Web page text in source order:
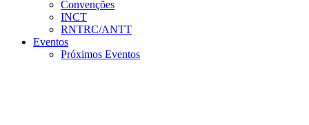
Convenções
INCT
RNTRC/ANTT
Eventos
Próximos Eventos